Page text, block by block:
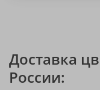
Доставка
России: